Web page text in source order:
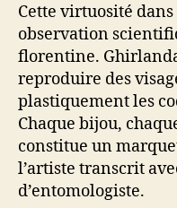
Cette virtuosité
observation
florentine.
reproduire des
plastiquement les
Chaque bijou,
constitue un
l’artiste transcrit
d’entomologiste.